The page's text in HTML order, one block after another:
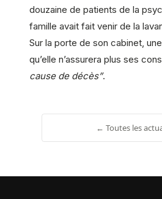
douzaine de patients de la
famille avait fait venir de la
Sur la porte de son cabinet,
qu’elle n’assurera plus ses
cause de décès”.
← Toutes les